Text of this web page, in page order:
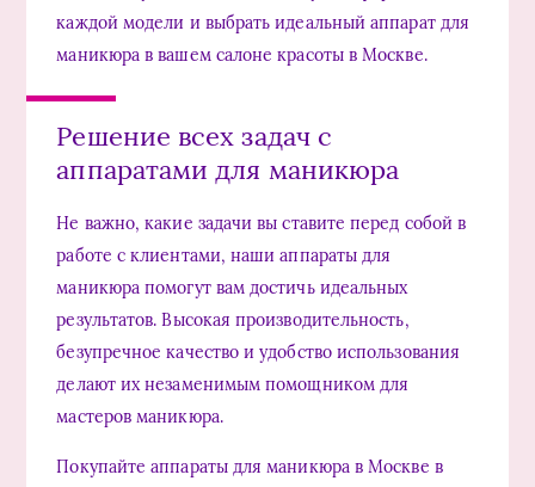
каждой модели и выбрать идеальный аппарат для
маникюра в вашем салоне красоты в Москве.
Решение всех задач с
аппаратами для маникюра
Не важно, какие задачи вы ставите перед собой в
работе с клиентами, наши аппараты для
маникюра помогут вам достичь идеальных
результатов. Высокая производительность,
безупречное качество и удобство использования
делают их незаменимым помощником для
мастеров маникюра.
Покупайте аппараты для маникюра в Москве в